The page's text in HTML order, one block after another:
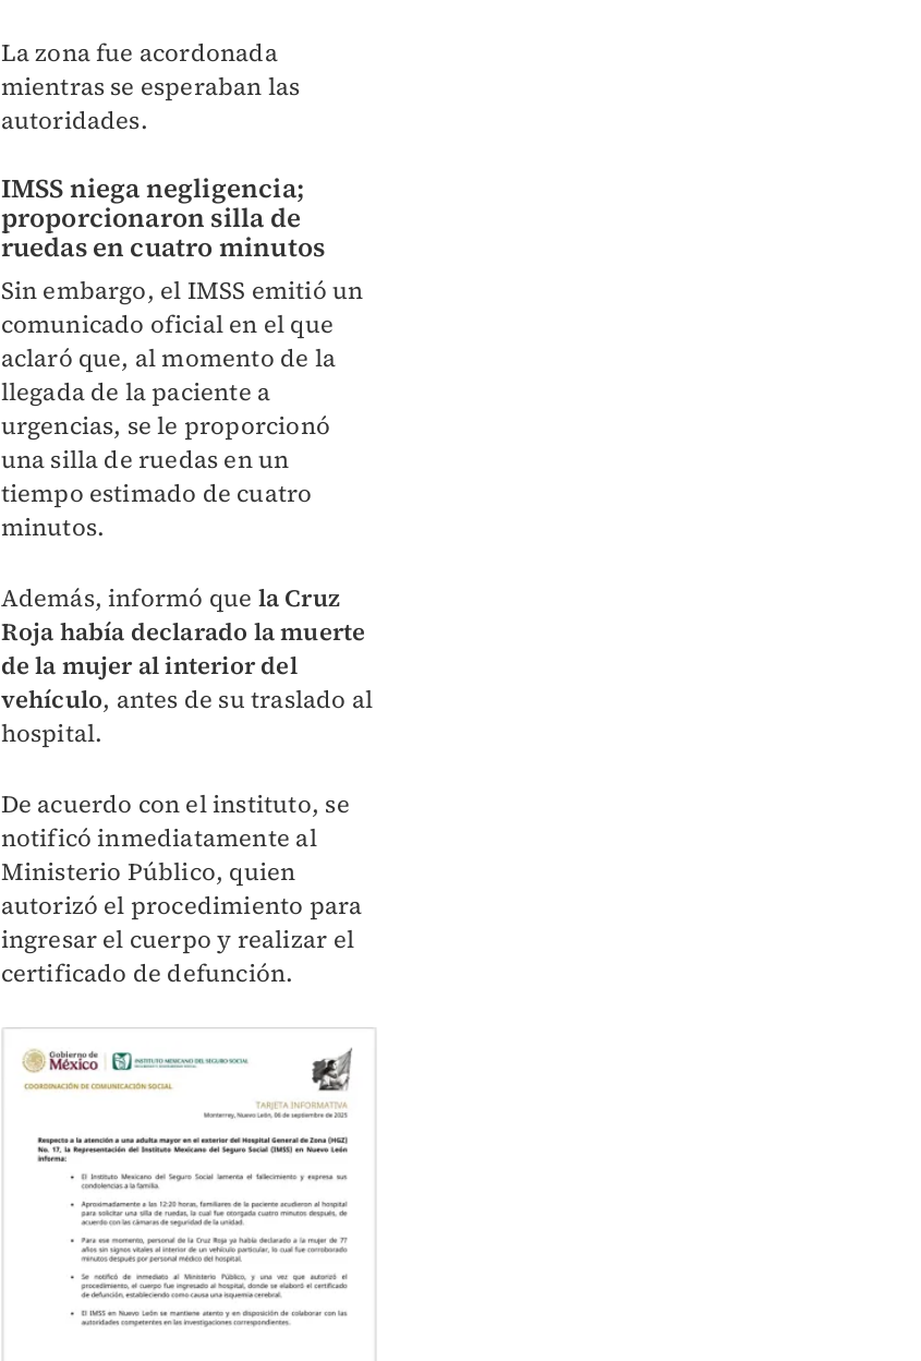
La zona fue acordonada
mientras se esperaban las
autoridades.
IMSS niega negligencia;
proporcionaron silla de
ruedas en cuatro minutos
Sin embargo, el IMSS emitió un
comunicado oficial en el que
aclaró que, al momento de la
llegada de la paciente a
urgencias, se le proporcionó
una silla de ruedas en un
tiempo estimado de cuatro
minutos.
Además, informó que la Cruz
Roja había declarado la muerte
de la mujer al interior del
vehículo, antes de su traslado al
hospital.
De acuerdo con el instituto, se
notificó inmediatamente al
Ministerio Público, quien
autorizó el procedimiento para
ingresar el cuerpo y realizar el
certificado de defunción.